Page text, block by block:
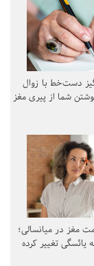
دست‌خط با زوال
شما از پیری مغز
مغز در میانسالی؛
یائسگی تغییر کرده